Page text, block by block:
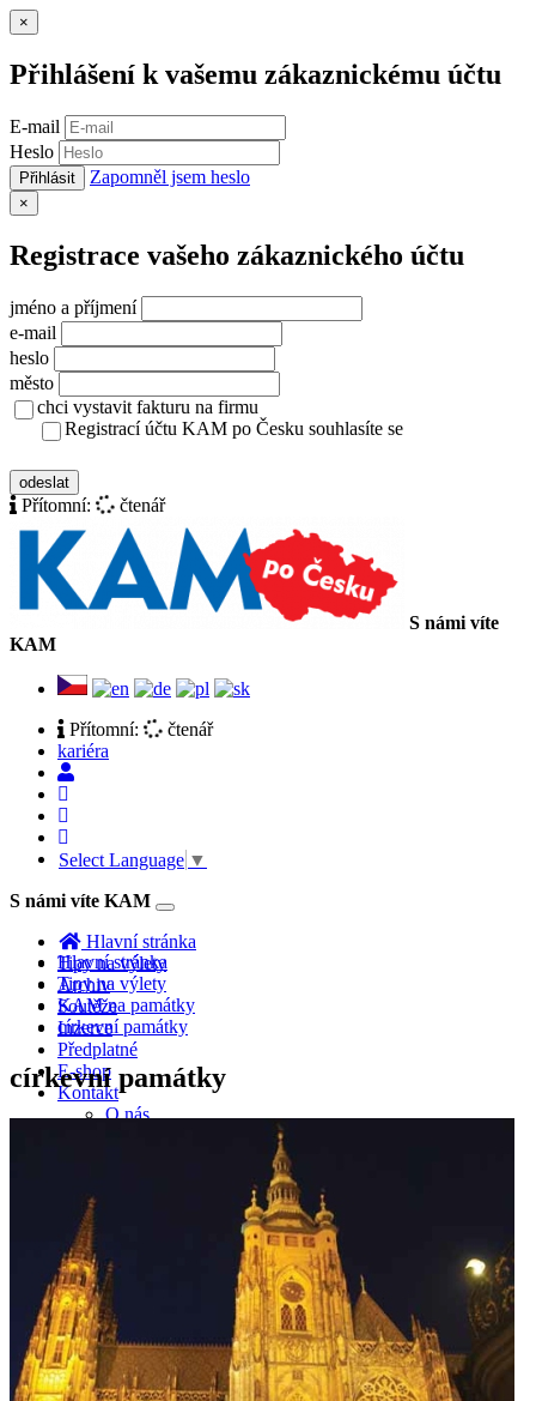
×
Přihlášení k vašemu zákaznickému účtu
E-mail
Heslo
Přihlásit Zapomněl jsem heslo
×
Registrace vašeho zákaznického účtu
jméno a příjmení
e-mail
heslo
město
chci vystavit fakturu na firmu
Registrací účtu KAM po Česku souhlasíte se
odeslat
Přítomní: čtenář
S námi víte
KAM
Přítomní:
čtenář
kariéra
Select Language ▼
S námi víte KAM
Toggle
navigation
Hlavní stránka
Tipy na výlety
Archiv
Soutěže
Inzerce
Předplatné
E-shop
Kontakt
O nás
Hlavní stránka
Tipy na výlety
KAM na památky
církevní památky
církevní památky